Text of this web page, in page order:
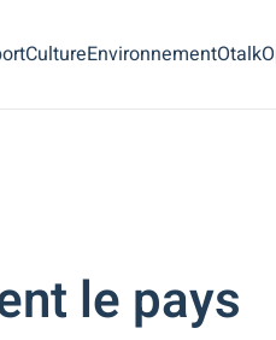
CultureEnvironnementOtalk
le pays